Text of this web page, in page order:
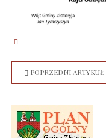
POPRZEDNI ARTYKUŁ